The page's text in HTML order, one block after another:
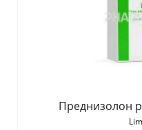
Преднизолон